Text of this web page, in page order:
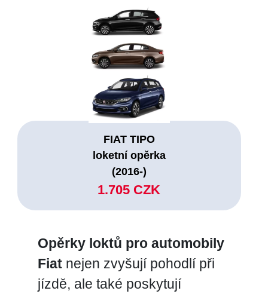
FIAT TIPO
loketní opěrka
(2016-)
1.705 CZK
Opěrky loktů pro automobily
Fiatnejen zvyšují pohodlí při
jízdě, ale také poskytují